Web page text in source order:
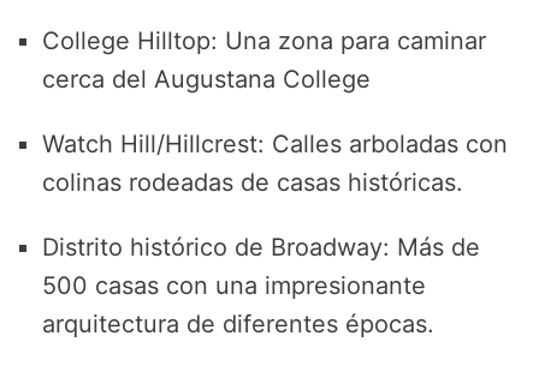
College Hilltop: Una zona para caminar
cerca del Augustana College
Watch Hill/Hillcrest: Calles arboladas con
colinas rodeadas de casas históricas.
Distrito histórico de Broadway: Más de
500 casas con una impresionante
arquitectura de diferentes épocas.